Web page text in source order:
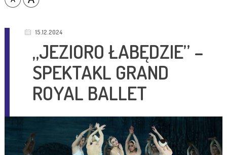
15.12.2024
„JEZIORO ŁABĘDZIE” –
SPEKTAKL GRAND
ROYAL BALLET